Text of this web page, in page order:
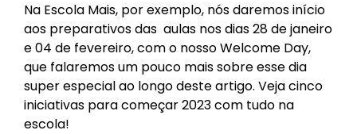
Na Escola Mais, por exemplo, nós daremos início
aos preparativos das aulas nos dias 28 de janeiro
e 04 de fevereiro, com o nosso Welcome Day,
que falaremos um pouco mais sobre esse dia
super especial ao longo deste artigo. Veja cinco
iniciativas para começar 2023 com tudo na
escola!